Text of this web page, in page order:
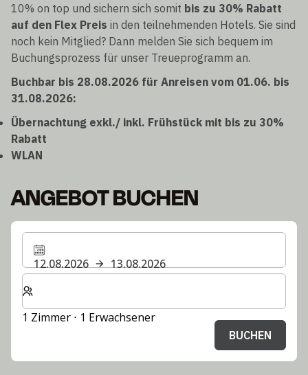
10% on top und sichern sich somit bis zu 30% Rabatt
auf den Flex Preis in den teilnehmenden Hotels. Sie sind
noch kein Mitglied? Dann melden Sie sich bequem im
Buchungsprozess für unser Treueprogramm an.
Buchbar bis 28.08.2026 für Anreisen vom 01.06. bis
31.08.2026:
Übernachtung exkl./ inkl. Frühstück mit bis zu 30%
Rabatt
WLAN
ANGEBOT BUCHEN
12.08.2026
13.08.2026
Wählen Sie die Anzahl der Zimmer und Gäste für Ihren
1 Zimmer ⋅ 1 Erwachsener
BUCHEN